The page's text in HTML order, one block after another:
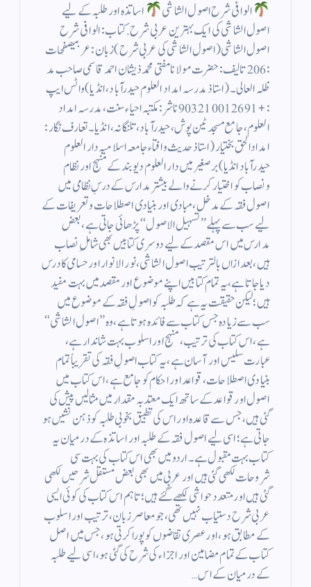
الوافی شرح اصول الشاشی
اساتذہ اور طلبہ کے لیے
اصول الشاشی کی ایک بہترین عربی شرح. کتاب : الوافی شرح
اصول الشاشی (اصول الشاشی کی عربی شرح)زبان : عربیصفحات
: 206تالیف : حضرت مولانا مفتی محمد ذیشان احمد قاسمی صاحب مد
ظلہ العالی۔(استاذ مدرسہ امداد العلوم حیدرآباد، انڈیا)واٹس ایپ
:+91 9032100126ناشر : مکتبہ احیاء سنت، مدرسہ امداد
العلوم، جامع مسجد ٹین پوش، حیدرآباد، تلنگانہ، انڈیا۔تعارف نگار:
امدادالحق بختیار (استاذ حدیث وافتاء جامعہ اسلامیہ دار العلوم
حیدرآباد انڈیا) بر صغیر میں دار العلوم دیوبند کے منہج اور نظام
ونصاب کو اختیار کرنے والے بیشتر مدارس کے درسِ نظامی میں
اصول فقہ کے مدخل، مبادی اور بنیادی اصطلاحات وتعریفات کے
لیے سب سے پہلے’’ تسہیل الاصول ‘‘ پڑھائی جاتی ہے، بعض
مدارس میں اس مقصد کے لیے دوسری کتابیں بھی شاملِ نصاب
ہیں، بعد ازاں بالترتیب اصول الشاشی، نور الانوار اور حسامی کا درس
دیا جاتا ہے، یہ تمام کتابیں اپنے موضوع اور مقصد میں بہت مفید
ہیں؛ لیکن حقیقت یہ ہے کہ طلبہ کو اصولِ فقہ کے موضوع میں
سب سے زیادہ جس کتاب سے فائدہ ہوتا ہے، وہ ’’ اصول الشاشی ‘‘
ہے، اس کتاب کی ترتیب ، منہج اور اسلوب بہت شاندار ہے،
عبارت سلیس اور آسان ہے، یہ کتاب اصولِ فقہ کی تقریباً تمام
بنیادی اصطلاحات، قواعد اور احکام کو جامع ہے، ا س کتاب میں
اصول اور قواعد کے ساتھ ایک معتد بہ مقدار میں مثالیں پیش کی
گئی ہیں، جس سے قاعدہ اور اس کی تطبیق بخوبی طلبہ کو ذہن نشیں ہو
جاتی ہے؛ اسی لیے اصول فقہ کے طلبہ اور اساتذہ کے درمیان یہ
کتاب بہت مقبول ہے۔اردو میں بھی اس کتاب کی بہت سی
شروحات لکھی گئی ہیں اور عربی میں بھی بعض مستقل شرحیں لکھی
گئی ہیں اور متعدد حواشی لکھے گئے ہیں؛ تاہم اس کتاب کی کوئی ایسی
عربی شرح دستیاب نہیں تھی، جو معاصر زبان، ترتیب اور اسلوب
کے مطابق ہو، اور عصری تقاضوں کوپورا کرتی ہو، جس میں اصل
کتاب کے تمام مضامین اور اجزاء کی شرح کی گئی ہو، اسی لیے طلبہ
کے درمیان کے اس…